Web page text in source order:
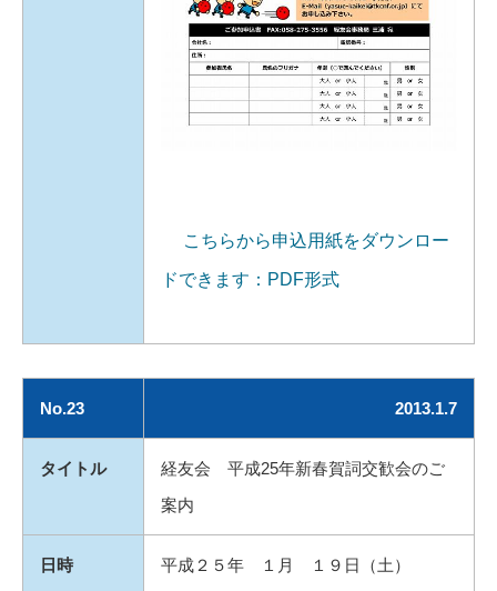
こちらから申込用紙をダウンロー
ドできます：PDF形式
No.23 2013.1.7
タイトル
経友会 平成25年新春賀詞交歓会のご
案内
日時
平成２５年 １月 １９日（土）